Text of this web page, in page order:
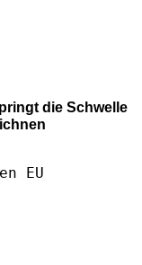
die Schwelle